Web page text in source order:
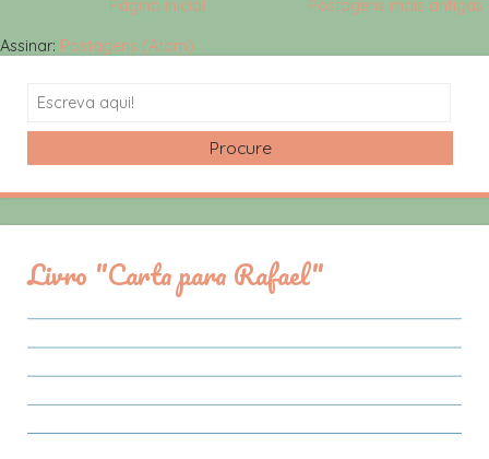
Postagens mais antigas
Página inicial
Assinar: Postagens (Atom)
Search
Livro "Carta para Rafael"